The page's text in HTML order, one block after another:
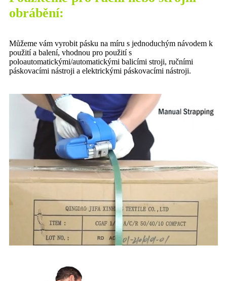
obrábění:
Můžeme vám vyrobit pásku na míru s jednoduchým návodem k
použití a balení, vhodnou pro použití s ​​
poloautomatickými/automatickými balicími stroji, ručními
páskovacími nástroji a elektrickými páskovacími nástroji.